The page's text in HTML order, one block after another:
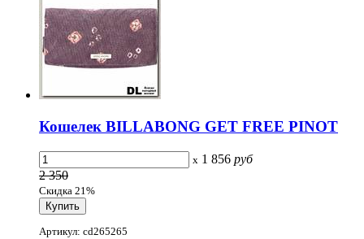
Кошелек BILLABONG GET FREE PINOT
x 1 856 руб
2 350
Скидка 21%
Артикул: cd265265